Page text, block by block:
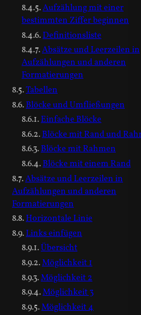
Aufzählung mit einer
bestimmten Ziffer beginnen
Definitionsliste
Absätze und Leerzeilen in
Aufzählungen und anderen
Formatierungen
Tabellen
Blöcke und Umfließungen
Einfache Blöcke
Blöcke mit Rand und
Blöcke mit Rahmen
Blöcke mit einem Rand
Absätze und Leerzeilen in
Aufzählungen und anderen
Formatierungen
Horizontale Linie
Links einfügen
Übersicht
Möglichkeit 1
Möglichkeit 2
Möglichkeit 3
Möglichkeit 4